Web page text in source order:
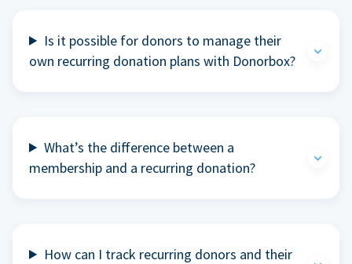
Is it possible for donors to manage their
own recurring donation plans with Donorbox?
What’s the difference between a
membership and a recurring donation?
How can I track recurring donors and their